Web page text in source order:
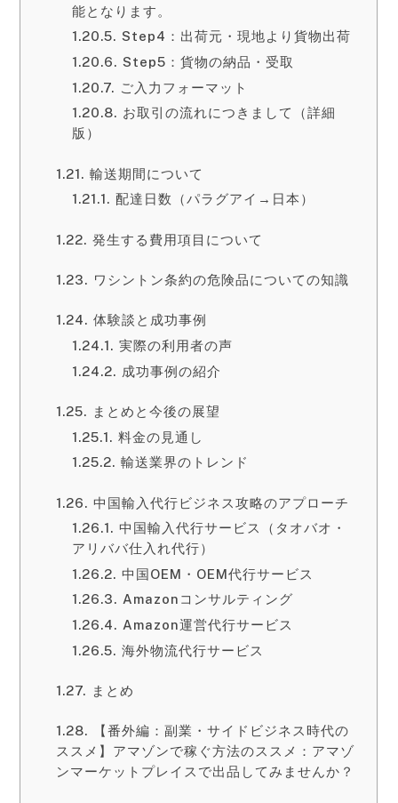
能となります。
Step4：出荷元・現地より貨物出荷
Step5：貨物の納品・受取
ご入力フォーマット
お取引の流れにつきまして（詳細
版）
輸送期間について
配達日数（パラグアイ→日本）
発生する費用項目について
ワシントン条約の危険品についての知識
体験談と成功事例
実際の利用者の声
成功事例の紹介
まとめと今後の展望
料金の見通し
輸送業界のトレンド
中国輸入代行ビジネス攻略のアプローチ
中国輸入代行サービス（タオバオ・
アリババ仕入れ代行）
中国OEM・OEM代行サービス
Amazonコンサルティング
Amazon運営代行サービス
海外物流代行サービス
まとめ
【番外編：副業・サイドビジネス時代の
ススメ】アマゾンで稼ぐ方法のススメ：アマゾ
ンマーケットプレイスで出品してみませんか？